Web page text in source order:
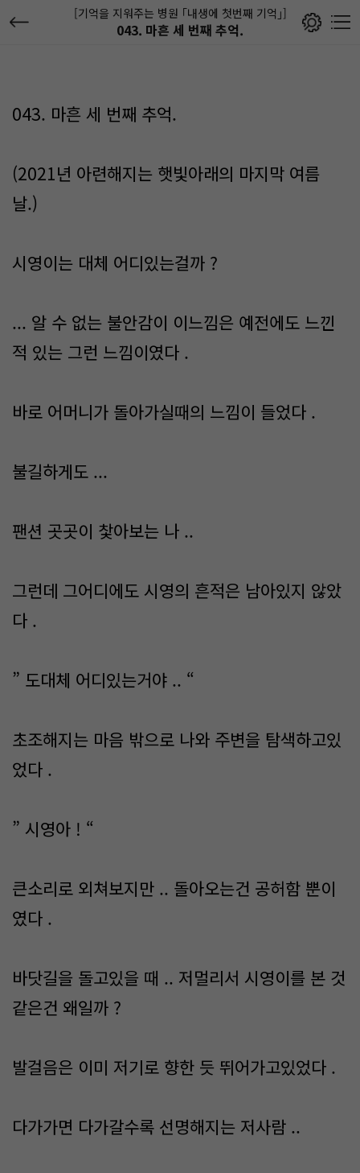
[기억을 지워주는 병원 ｢내생에 첫번째 기억｣]
043. 마흔 세 번째 추억.
043. 마흔 세 번째 추억.
(2021년 아련해지는 햇빛아래의 마지막 여름
날.)
시영이는 대체 어디있는걸까 ?
... 알 수 없는 불안감이 이느낌은 예전에도 느낀
적 있는 그런 느낌이였다 .
바로 어머니가 돌아가실때의 느낌이 들었다 .
불길하게도 ...
팬션 곳곳이 찿아보는 나 ..
그런데 그어디에도 시영의 흔적은 남아있지 않았
다 .
” 도대체 어디있는거야 .. “
초조해지는 마음 밖으로 나와 주변을 탐색하고있
었다 .
” 시영아 ! “
큰소리로 외쳐보지만 .. 돌아오는건 공허함 뿐이
였다 .
바닷길을 돌고있을 때 .. 저멀리서 시영이를 본 것
같은건 왜일까 ?
발걸음은 이미 저기로 향한 듯 뛰어가고있었다 .
다가가면 다가갈수록 선명해지는 저사람 ..